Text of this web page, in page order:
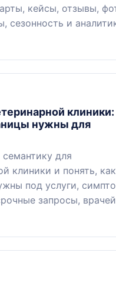
кейсы, отзывы,
сезонность и
клиники:
нужны для
семантику для
клиники и понять,
под услуги,
запросы,